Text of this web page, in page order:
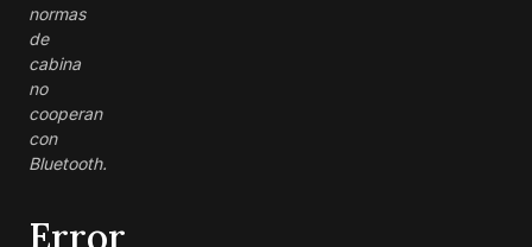
normas
de
cabina
no
cooperan
con
Bluetooth.
Error